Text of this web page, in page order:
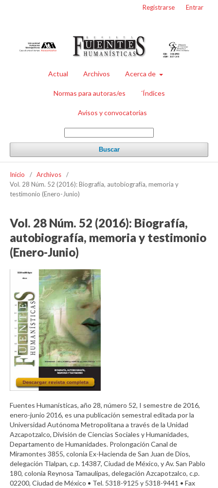
Actual Archivos Acerca de
Normas para autoras/es ´Índices
Avisos y convocatorias
Buscar
Registrarse Entrar
Inicio / Archivos
/
Vol. 28 Núm. 52 (2016): Biografía, autobiografía, memoria y
testimonio (Enero-Junio)
Vol. 28 Núm. 52 (2016): Biografía,
autobiografía, memoria y testimonio
(Enero-Junio)
Fuentes Humanísticas, año 28, número 52, I semestre de 2016,
enero-junio 2016, es una publicación semestral editada por la
Universidad Autónoma Metropolitana a través de la Unidad
Azcapotzalco, División de Ciencias Sociales y Humanidades,
Departamento de Humanidades. Prolongación Canal de
Miramontes 3855, colonia Ex-Hacienda de San Juan de Dios,
delegación Tlalpan, c.p. 14387, Ciudad de México, y Av. San Pablo
180, colonia Reynosa Tamaulipas, delegación Azcapotzalco, c.p.
02200, Ciudad de México • Tel. 5318-9125 y 5318-9441 • Fax